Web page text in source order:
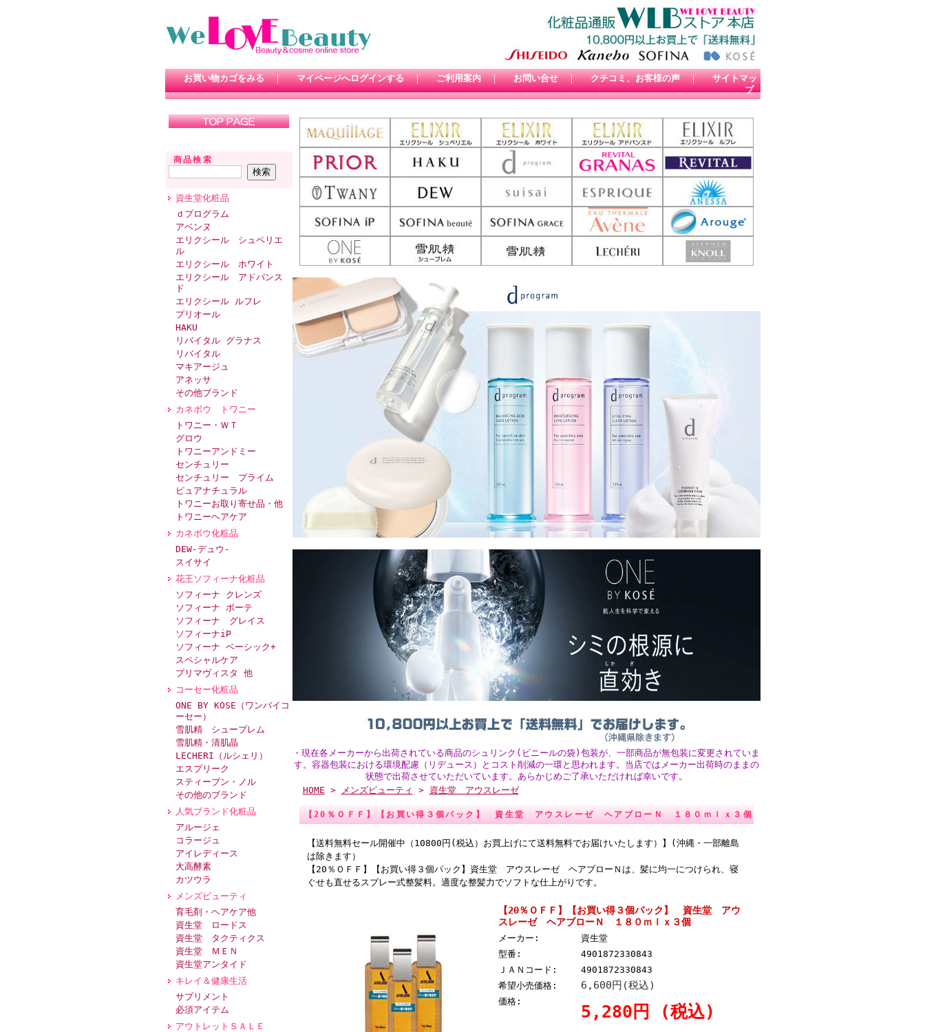
お買い物カゴをみる ｜ マイページへログインする ｜ ご利用案内 ｜ お問い合せ ｜ クチコミ、お客様の声 ｜
サイトマッ
プ
商品検索
資生堂化粧品
ｄプログラム
アベンヌ
エリクシール シュペリエ
ル
エリクシール ホワイト
エリクシール アドバンス
ド
エリクシール ルフレ
プリオール
HAKU
リバイタル グラナス
リバイタル
マキアージュ
アネッサ
その他ブランド
カネボウ トワニー
トワニー・ＷＴ
グロウ
トワニーアンドミー
センチュリー
センチュリー プライム
ピュアナチュラル
トワニーお取り寄せ品・他
トワニーヘアケア
カネボウ化粧品
DEW-デュウ-
スイサイ
花王ソフィーナ化粧品
ソフィーナ クレンズ
ソフィーナ ボーテ
ソフィーナ グレイス
ソフィーナiP
ソフィーナ ベーシック+
スペシャルケア
プリマヴィスタ 他
コーセー化粧品
ONE BY KOSE（ワンバイコ
ーセー）
雪肌精 シュープレム
雪肌精・清肌晶
LECHERI（ルシェリ）
エスプリーク
スティーブン・ノル
その他のブランド
人気ブランド化粧品
アルージェ
コラージュ
アイレディース
大高酵素
カツウラ
メンズビューティ
育毛剤・ヘアケア他
資生堂 ロードス
資生堂 タクティクス
資生堂 ＭＥＮ
資生堂アンタイド
キレイ＆健康生活
サプリメント
必須アイテム
アウトレットＳＡＬＥ
・ 現在各メーカーから出荷されている商品のシュリンク(ビニールの袋)包装が、一部商品が無包装に変更されていま
す。容器包装における環境配慮（リデュース）とコスト削減の一環と思われます。当店ではメーカー出荷時のままの
状態で出荷させていただいています。あらかじめご了承いただければ幸いです。
HOME > メンズビューティ > 資生堂 アウスレーゼ
【20％ＯＦＦ】【お買い得３個パック】 資生堂 アウスレーゼ ヘアブローＮ １８０ｍｌｘ３個
【送料無料セール開催中（10800円(税込）お買上げにて送料無料でお届けいたします）】(沖縄・一部離島
は除きます）
【20％ＯＦＦ】【お買い得３個パック】資生堂 アウスレーゼ ヘアブローＮは、髪に均一につけられ、寝
ぐせも直せるスプレー式整髪料。適度な整髪力でソフトな仕上がりです。
【20％ＯＦＦ】【お買い得３個パック】 資生堂 アウ
スレーゼ ヘアブローＮ １８０ｍｌｘ３個
メーカー:
資生堂
型番:
4901872330843
ＪＡＮコード:
4901872330843
希望小売価格:
6,600円(税込)
価格:
5,280円 (税込)